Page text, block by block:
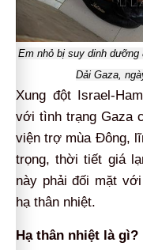
Em nhỏ bị suy dinh dưỡng
Dải Gaza,
Xung đột Israel-
với tình trạng Gaza
viện trợ mùa Đông,
trọng, thời tiết giá
này phải đối mặt
hạ thân nhiệt.
Hạ thân nhiệt là gì?